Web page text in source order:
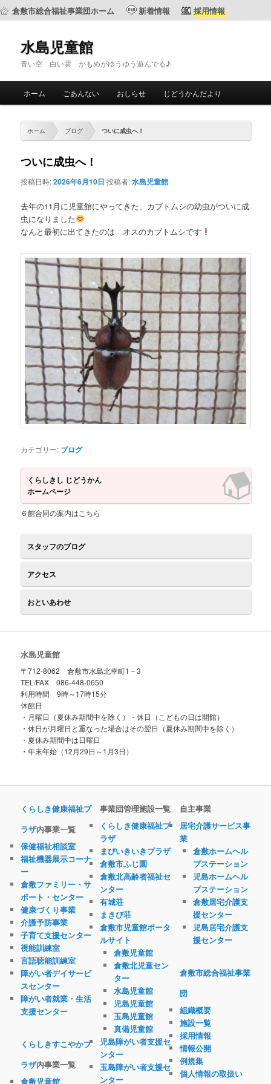
倉敷市総合福祉事業団ホーム 新着情報 採用情報
水島児童館
青い空 白い雲 かもめがゆうゆう遊んでる♪
メ
テ
ツ
へ
移
サ
ン
へ
移
動
ホーム ごあんない おしらせ じどうかんだより
ホーム ブログ ついに成虫へ！
ついに成虫へ！
投稿日時:2026年6月10日 投稿者:水島児童館
去年の11月に児童館にやってきた、カブトムシの幼虫がついに成
虫になりました
なんと最初に出てきたのは オスのカブトムシです
カテゴリー: ブログ
くらしきし じどうかん
ホームページ
６館合同の案内はこちら
スタッフのブログ
アクセス
おといあわせ
水島児童館
〒712-8062 倉敷市水島北幸町1－3
TEL/FAX 086-448-0650
利用時間 9時～17時15分
休館日
・月曜日（夏休み期間中を除く）・休日（こどもの日は開館）
・休日が月曜日と重なった場合はその翌日（夏休み期間中を除く）
・夏休み期間中は日曜日
・年末年始（12月29日～1月3日）
くらしき健康福祉プ
ラザ内事業一覧
保健福祉相談室
福祉機器展示コーナ
ー
倉敷ファミリー・サ
ポート・センター
健康づくり事業
介護予防事業
子育て支援センター
視能訓練室
言語聴能訓練室
障がい者デイサービ
スセンター
障がい者就業・生活
支援センター
くらしきすこやかプ
ラザ内事業一覧
倉敷児童館
事業団管理施設一覧
くらしき健康福祉プ
ラザ
まびいきいきプラザ
倉敷市ふじ園
倉敷北高齢者福祉セ
ンター
有城荘
まきび荘
倉敷市児童館ポータ
ルサイト
倉敷児童館
倉敷北児童セン
ター
水島児童館
児島児童館
玉島児童館
真備児童館
児島障がい者支援セ
ンター
玉島障がい者支援セ
ンター
自主事業
居宅介護サービス事
業
倉敷ホームヘル
プステーション
児島ホームヘル
プステーション
倉敷居宅介護支
援センター
児島居宅介護支
援センター
倉敷市総合福祉事業
団
組織概要
施設一覧
採用情報
情報公開
例規集
個人情報の取扱い